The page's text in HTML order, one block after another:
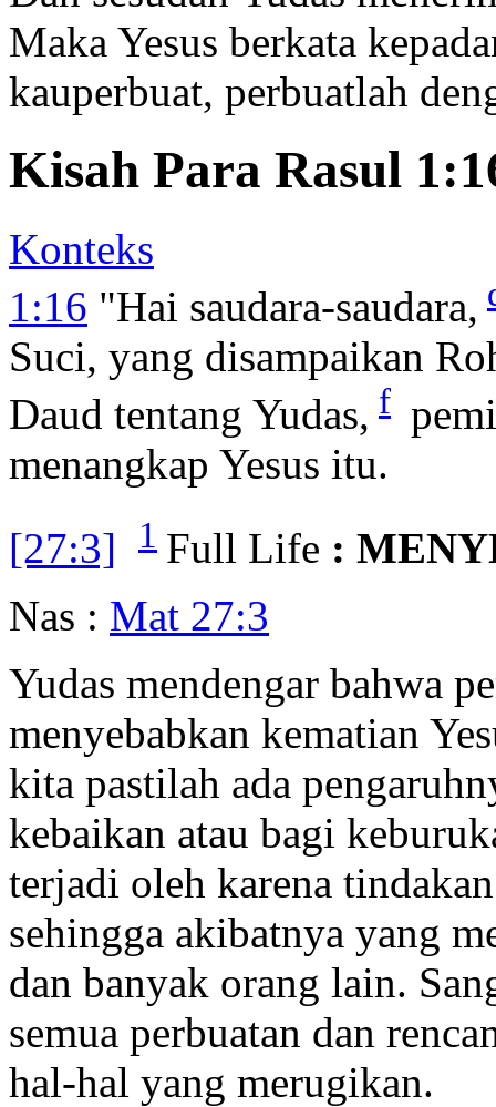
Maka Yesus berkata
kauperbuat, perbuatlah
Kisah Para Rasul
Konteks
1:16 "Hai saudara-saudara,
Suci, yang disampaikan
Daud tentang Yudas, f
menangkap Yesus itu.
[27:3]
1 Full Life :
Nas : Mat 27:3
Yudas mendengar bahwa
menyebabkan kematian
kita pastilah ada
kebaikan atau bagi
terjadi oleh karena
sehingga akibatnya yang
dan banyak orang lain.
semua perbuatan dan
hal-hal yang merugikan.